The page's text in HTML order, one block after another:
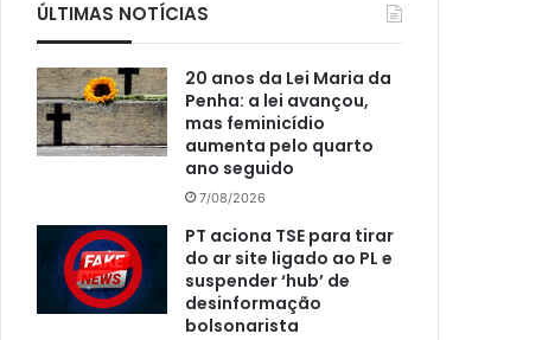
ÚLTIMAS NOTÍCIAS
20 anos da Lei Maria da
Penha: a lei avançou,
mas feminicídio
aumenta pelo quarto
ano seguido
7/08/2026
PT aciona TSE para tirar
do ar site ligado ao PL e
suspender ‘hub’ de
desinformação
bolsonarista